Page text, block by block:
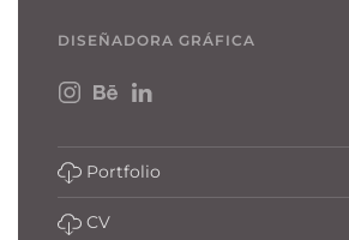
DISEÑADORA GRÁFICA
Portfolio
CV